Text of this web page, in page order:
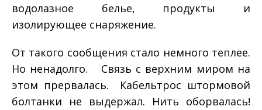
водолазное белье, продукты и
изолирующее снаряжение.
От такого сообщения стало немного теплее.
Но ненадолго. Связь с верхним миром на
этом прервалась. Кабель­трос штормовой
болтанки не выдержал. Нить оборвалась!